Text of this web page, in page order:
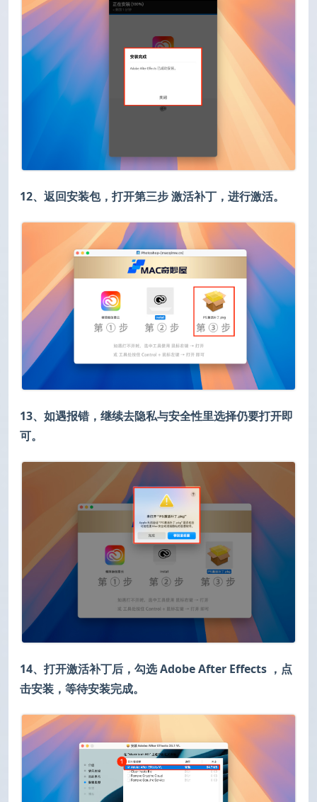
12、返回安装包，打开第三步 激活补丁，进行激活。
13、如遇报错，继续去隐私与安全性里选择仍要打开即
可。
14、打开激活补丁后，勾选 Adobe After Effects ，点
击安装，等待安装完成。